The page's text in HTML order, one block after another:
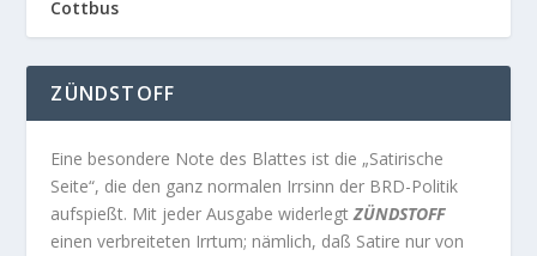
Cottbus
ZÜNDSTOFF
Eine besondere Note des Blattes ist die „Satirische
Seite“, die den ganz normalen Irrsinn der BRD-Politik
aufspießt. Mit jeder Ausgabe widerlegtZÜNDSTOFF
einen verbreiteten Irrtum; nämlich, daß Satire nur von